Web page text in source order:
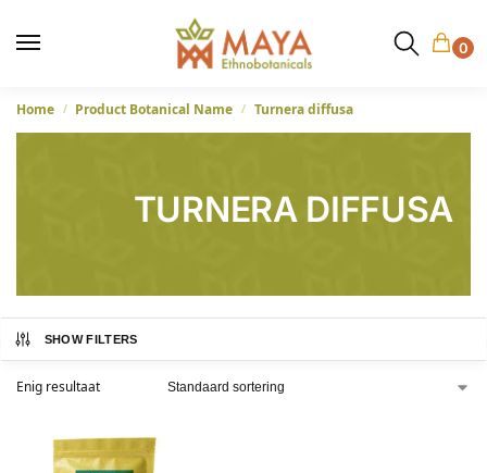
0
Home / Product Botanical Name / Turnera diffusa
TURNERA DIFFUSA
SHOW FILTERS
Enig resultaat